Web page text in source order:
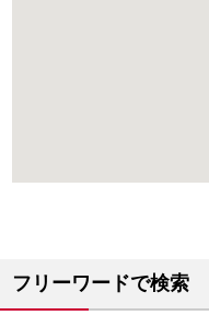
フリーワードで検索